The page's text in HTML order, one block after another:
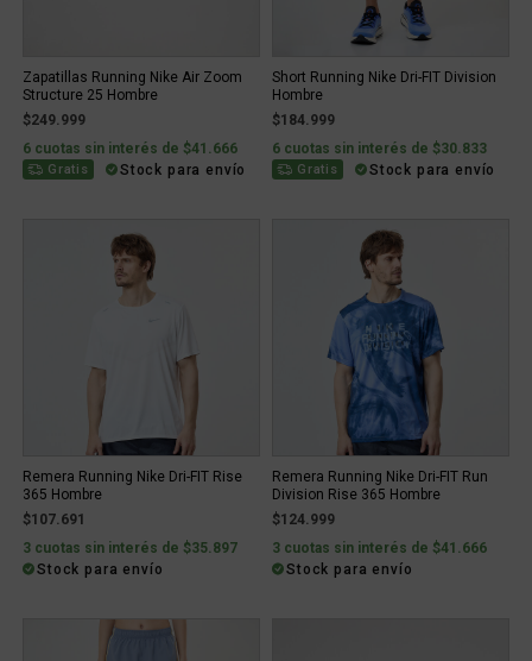
Zapatillas Running Nike Air Zoom
Structure 25 Hombre
$249.999
6 cuotas sin interés de $41.666
Gratis Stock para envío
Short Running Nike Dri-FIT Division
Hombre
$184.999
6 cuotas sin interés de $30.833
Gratis Stock para envío
Remera Running Nike Dri-FIT Rise
365 Hombre
$107.691
3 cuotas sin interés de $35.897
Stock para envío
Remera Running Nike Dri-FIT Run
Division Rise 365 Hombre
$124.999
3 cuotas sin interés de $41.666
Stock para envío